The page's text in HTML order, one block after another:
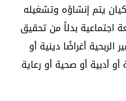
يتم إنشاؤه وتشغيله
اجتماعية بدلاً من تحقيق
أغراضًا دينية أو
أدبية أو صحية أو رعاية